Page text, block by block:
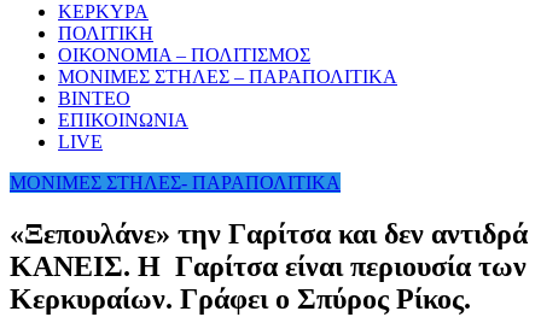
ΚΕΡΚΥΡΑ
ΠΟΛΙΤΙΚΗ
ΟΙΚΟΝΟΜΙΑ – ΠΟΛΙΤΙΣΜΟΣ
ΜΟΝΙΜΕΣ ΣΤΗΛΕΣ – ΠΑΡΑΠΟΛΙΤΙΚΑ
ΒΙΝΤΕΟ
ΕΠΙΚΟΙΝΩΝΙΑ
LIVE
ΜΟΝΙΜΕΣ ΣΤΗΛΕΣ- ΠΑΡΑΠΟΛΙΤΙΚΑ
«Ξεπουλάνε» την Γαρίτσα και δεν αντιδρά
ΚΑΝΕΙΣ. Η Γαρίτσα είναι περιουσία των
Κερκυραίων. Γράφει ο Σπύρος Ρίκος.